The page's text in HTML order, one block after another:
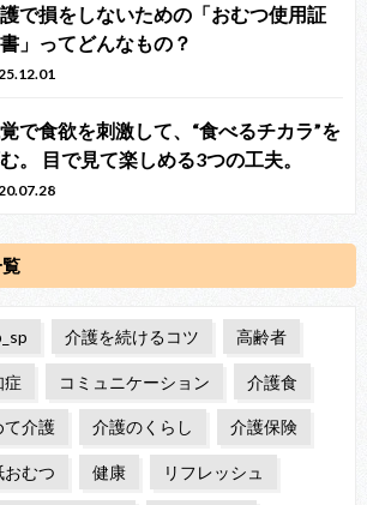
で損をしないための「おむつ使用証
」ってどんなもの？
で食欲を刺激して、“食べるチカラ”を
。 目で見て楽しめる3つの工夫。
介護を続けるコツ 高齢者
症 コミュニケーション 介護食
て介護 介護のくらし 介護保険
おむつ 健康 リフレッシュ